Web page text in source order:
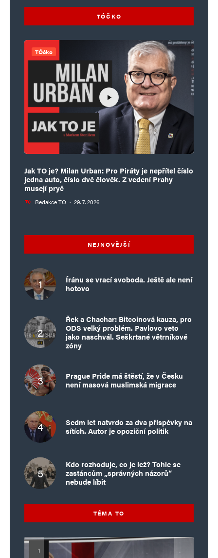
TÓČKO
TÓčko
Jak TO je? Milan Urban: Pro Piráty je nepřítel číslo
jedna auto, číslo dvě člověk. Z vedení Prahy
musejí pryč
Redakce TO · 29. 7. 2026
NEJNOVĚJŠÍ
Íránu se vrací svoboda. Ještě ale není
hotovo
Řek a Chachar: Bitcoinová kauza, pro
ODS velký problém. Pavlovo veto
jako naschvál. Seškrtané větrníkové
zóny
Prague Pride má štěstí, že v Česku
není masová muslimská migrace
Sedm let natvrdo za dva příspěvky na
sítích. Autor je opoziční politik
Kdo rozhoduje, co je lež? Tohle se
zastáncům „správných názorů“
nebude líbit
TÉMA TO